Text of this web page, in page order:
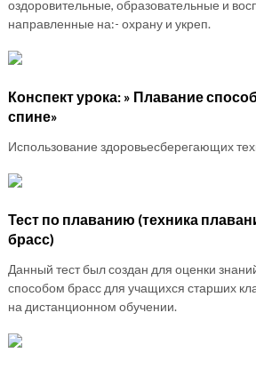
оздоровительные, образовательные и
направленные на:- охрану и укреп.
Конспект урока: » Плавание
спине»
Использование здоровьесберегающих
Тест по плаванию (техника
брасс)
Данный тест был создан для оценки
способом брасс для учащихся старших
на дистанционном обучении.